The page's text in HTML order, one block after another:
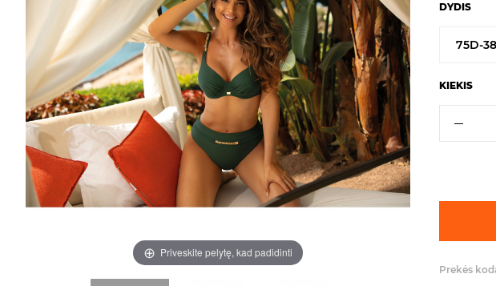
Priveskite pelytę, kad padidinti
DYDIS
KIEKIS
Prekės